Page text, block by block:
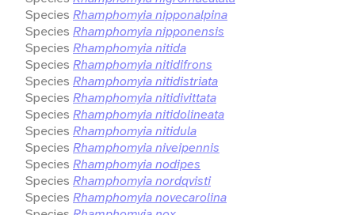
Species Rhamphomyia nipponalpina
Species Rhamphomyia nipponensis
Species Rhamphomyia nitida
Species Rhamphomyia nitidifrons
Species Rhamphomyia nitidistriata
Species Rhamphomyia nitidivittata
Species Rhamphomyia nitidolineata
Species Rhamphomyia nitidula
Species Rhamphomyia niveipennis
Species Rhamphomyia nodipes
Species Rhamphomyia nordqvisti
Species Rhamphomyia novecarolina